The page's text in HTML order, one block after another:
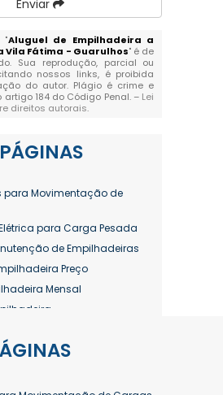
Enviar
"Aluguel de Empilhadeira a
Vila Fátima - Guarulhos" é de
Sua reprodução, parcial ou
nossos links, é proibida
do autor. Plágio é crime e
184 do Código Penal. – Lei
direitos autorais.
PÁGINAS
para Movimentação de
para Carga Pesada
de Empilhadeiras
Preço
Mensal
Diária Valor
Elétrica Preço